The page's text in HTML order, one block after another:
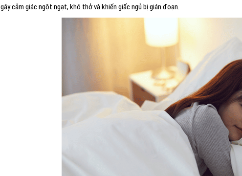
gây cảm giác ngột ngạt, khó thở và khiến giấc ngủ bị gián đoạn.